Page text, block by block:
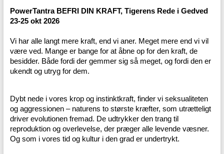
PowerTantra BEFRI DIN KRAFT, Tigerens Rede i Gedved
23-25 okt 2026
Vi har alle langt mere kraft, end vi aner. Meget mere end vi vil
være ved. Mange er bange for at åbne op for den kraft, de
besidder. Både fordi der gemmer sig så meget, og fordi den er
ukendt og utryg for dem.
Dybt nede i vores krop og instinktkraft, finder vi seksualiteten
og aggressionen – naturens to største kræfter, som utrætteligt
driver evolutionen fremad. De udtrykker den trang til
reproduktion og overlevelse, der præger alle levende væsner.
Og som i vores tid og kultur i den grad er undertrykt.